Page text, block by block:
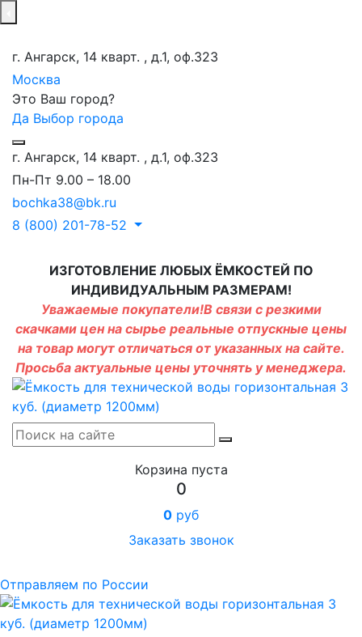
г. Ангарск, 14 кварт. , д.1, оф.323
Москва
Это Ваш город?
Да Выбор города
г. Ангарск, 14 кварт. , д.1, оф.323
Пн-Пт 9.00 – 18.00
bochka38@bk.ru
8 (800) 201-78-52
ИЗГОТОВЛЕНИЕ ЛЮБЫХ ЁМКОСТЕЙ ПО
ИНДИВИДУАЛЬНЫМ РАЗМЕРАМ!
Уважаемые покупатели!В связи с резкими
скачками цен на сырье реальные отпускные цены
на товар могут отличаться от указанных на сайте.
Просьба актуальные цены уточнять у менеджера.
Корзина пуста
0
0 руб
Заказать звонок
Отправляем по России